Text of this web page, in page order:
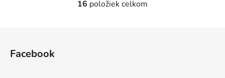
O
16 položiek celkom
Facebook